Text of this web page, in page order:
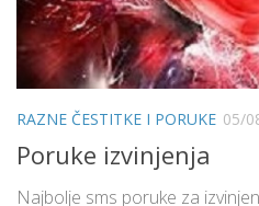
RAZNE ČESTITKE I PORUKE 05/
Poruke izvinjenja
Najbolje sms poruke za